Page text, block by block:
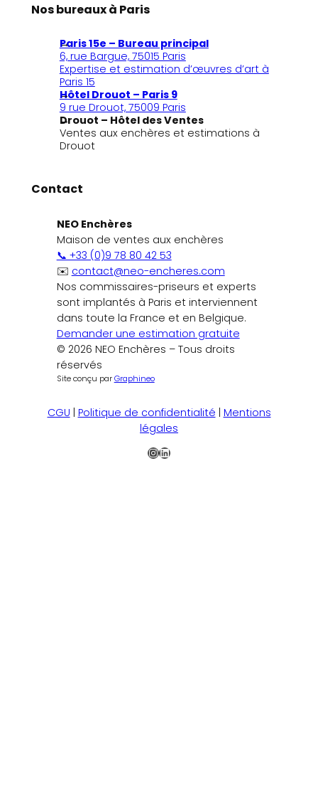
Nos bureaux à Paris
Paris 15e – Bureau principal
6, rue Bargue, 75015 Paris
Expertise et estimation d’œuvres d’art à
Paris 15
Hôtel Drouot – Paris 9
9 rue Drouot, 75009 Paris
Drouot – Hôtel des Ventes
Ventes aux enchères et estimations à
Drouot
Contact
NEO Enchères
Maison de ventes aux enchères
📞 +33 (0)9 78 80 42 53
✉️ contact@neo-encheres.com
Nos commissaires-priseurs et experts
sont implantés à Paris et interviennent
dans toute la France et en Belgique.
Demander une estimation gratuite
© 2026 NEO Enchères – Tous droits
réservés
Site conçu parGraphineo
CGU | Politique de confidentialité | Mentions
légales
Instagram
LinkedIn